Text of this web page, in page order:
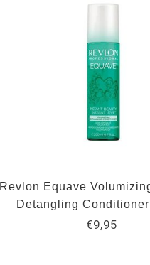
Revlon Equave
Detangling Conditioner
€9,95